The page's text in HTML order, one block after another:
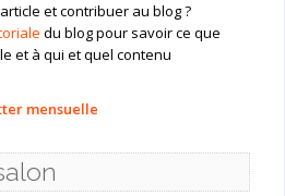
et contribuer au blog ?
du blog pour savoir ce que
et à qui et quel contenu
mensuelle